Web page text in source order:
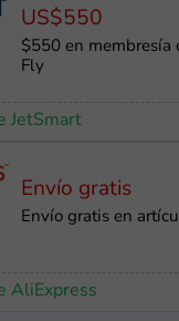
US$550
$550 en membresía
Fly
JetSmart
Envío gratis
Envío gratis en
AliExpress